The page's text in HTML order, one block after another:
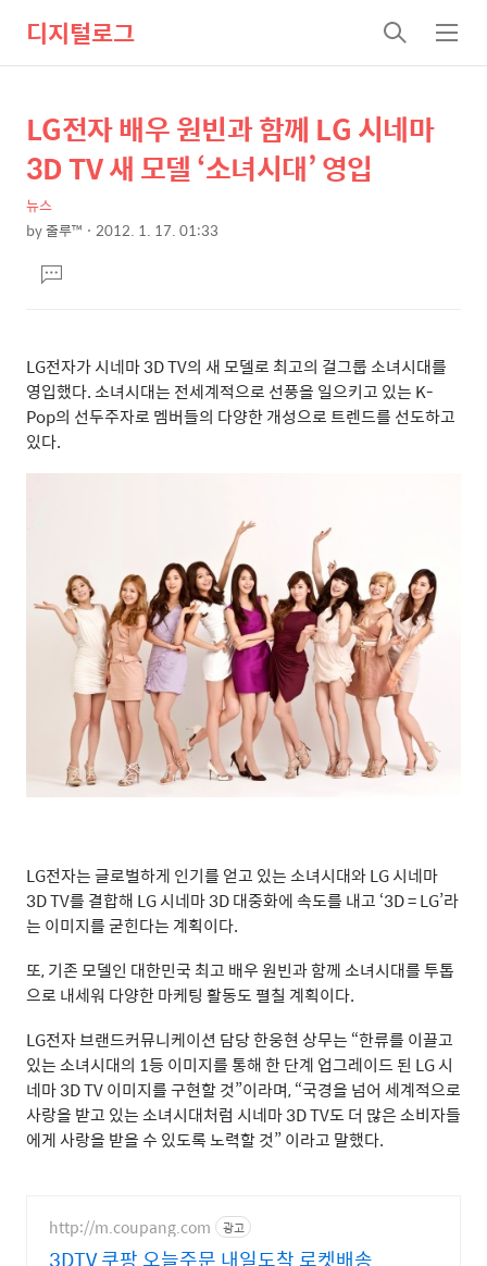
디지털로그
검
색
메
뉴
상
세
컨
텐
본
문
제
목
LG전자 배우 원빈과 함께 LG 시네마
3D TV 새 모델 ‘소녀시대’ 영입
뉴스
by줄루™ 2012. 1. 17. 01:33
문댓
글
LG전자가 시네마 3D TV의 새 모델로 최고의 걸그룹 소녀시대를
영입했다. 소녀시대는 전세계적으로 선풍을 일으키고 있는 K-
Pop의 선두주자로 멤버들의 다양한 개성으로 트렌드를 선도하고
있다.
LG전자는 글로벌하게 인기를 얻고 있는 소녀시대와 LG 시네마
3D TV를 결합해 LG 시네마 3D 대중화에 속도를 내고 ‘3D = LG’라
는 이미지를 굳힌다는 계획이다.
또, 기존 모델인 대한민국 최고 배우 원빈과 함께 소녀시대를 투톱
으로 내세워 다양한 마케팅 활동도 펼칠 계획이다.
LG전자 브랜드커뮤니케이션 담당 한웅현 상무는 “한류를 이끌고
있는 소녀시대의 1등 이미지를 통해 한 단계 업그레이드 된 LG 시
네마 3D TV 이미지를 구현할 것”이라며, “국경을 넘어 세계적으로
사랑을 받고 있는 소녀시대처럼 시네마 3D TV도 더 많은 소비자들
에게 사랑을 받을 수 있도록 노력할 것” 이라고 말했다.
http://m.coupang.com 광고
3DTV 쿠팡 오늘주문 내일도착 로켓배송